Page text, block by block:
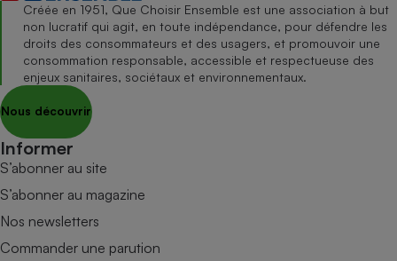
Créée en 1951, Que Choisir Ensemble est une association à but
non lucratif qui agit, en toute indépendance, pour défendre les
droits des consommateurs et des usagers, et promouvoir une
consommation responsable, accessible et respectueuse des
enjeux sanitaires, sociétaux et environnementaux.
Nous découvrir
Informer
S’abonner au site
S’abonner au magazine
Nos newsletters
Commander une parution